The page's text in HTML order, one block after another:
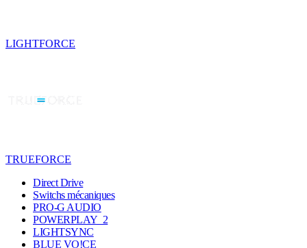
LIGHTFORCE
TRUEFORCE
Direct Drive
Switchs mécaniques
PRO-G AUDIO
POWERPLAY 2
LIGHTSYNC
BLUE VO!CE